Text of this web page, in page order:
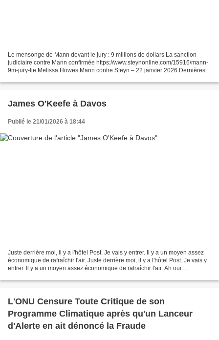
Le mensonge de Mann devant le jury : 9 millions de dollars La sanction
judiciaire contre Mann confirmée https://www.steynonline.com/15916/mann-
9m-jury-lie Melissa Howes Mann contre Steyn – 22 janvier 2026 Dernières
James O'Keefe à Davos
Publié le 21/01/2026 à 18:44
Juste derrière moi, il y a l'hôtel Post. Je vais y entrer. Il y a un moyen assez
économique de rafraîchir l'air. Juste derrière moi, il y a l'hôtel Post. Je vais y
entrer. Il y a un moyen assez économique de rafraîchir l'air. Ah oui.
L'ONU Censure Toute Critique de son
Programme Climatique après qu'un Lanceur
d'Alerte en ait dénoncé la Fraude